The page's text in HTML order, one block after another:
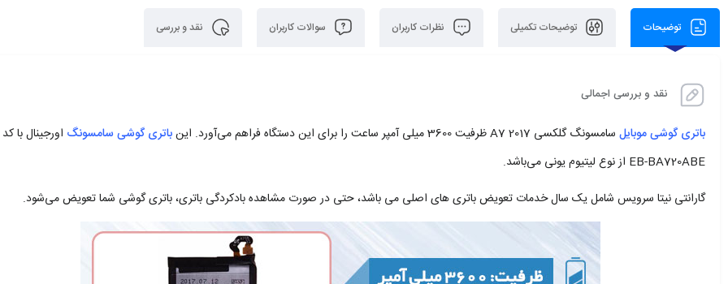
توضیحات توضیحات تکمیلی نظرات کاربران سوالات کاربران نقد و بررسی
نقد و بررسی اجمالی
باتری گوشی موبایل سامسونگ گلکسی A7 2017 ظرفیت 3600 میلی آمپر ساعت را برای این دستگاه فراهم می‌آورد. این باتری گوشی سامسونگ اورجینال با
EB-BA720ABE از نوع لیتیوم یونی می‌باشد.
گارانتی نیتا سرویس شامل یک سال خدمات تعویض باتری های اصلی می باشد، حتی در صورت مشاهده بادکردگی باتری، باتری گوشی شما تعویض می‌شود.